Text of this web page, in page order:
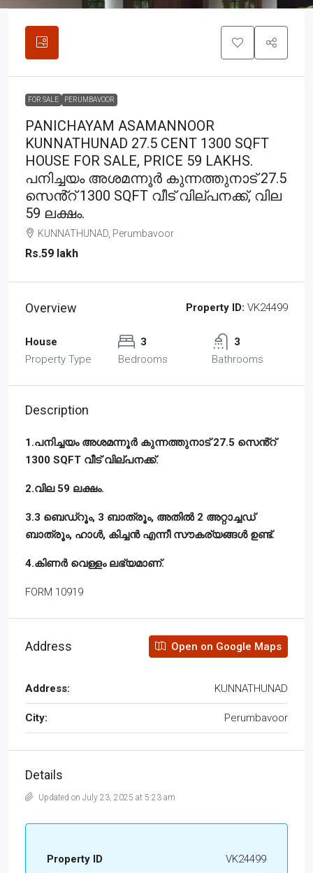
FOR SALE PERUMBAVOOR
PANICHAYAM ASAMANNOOR
KUNNATHUNAD 27.5 CENT 1300 SQFT
HOUSE FOR SALE, PRICE 59 LAKHS.
പനിച്ചയം അശമന്നൂർ കുന്നത്തുനാട് 27.5
സെൻ്റ് 1300 SQFT വീട് വില്പനക്ക്, വില
59 ലക്ഷം.
KUNNATHUNAD, Perumbavoor
Rs.59 lakh
Overview Property ID: VK24499
House
Property Type
3
Bedrooms
3
Bathrooms
Description
1.പനിച്ചയം അശമന്നൂർ കുന്നത്തുനാട് 27.5 സെൻ്റ്
1300 SQFT വീട് വില്പനക്ക്.
2.വില 59 ലക്ഷം.
3.3 ബെഡ്‌റൂം, 3 ബാത്രൂം, അതിൽ 2 അറ്റാച്ചഡ്
ബാത്രൂം, ഹാൾ, കിച്ചൻ എന്നീ സൗകര്യങ്ങൾ ഉണ്ട്‌.
4.കിണർ വെള്ളം ലഭ്യമാണ്.
FORM 10919
Address Open on Google Maps
Address: KUNNATHUNAD
City: Perumbavoor
Details
Updated on July 23, 2025 at 5:23 am
Property ID VK24499